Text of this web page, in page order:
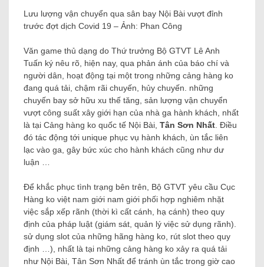
Lưu lượng vận chuyển qua sân bay Nội Bài vượt đỉnh
trước đợt dịch Covid 19 – Ảnh: Phan Công
Văn game thủ dạng do Thứ trưởng Bộ GTVT Lê Anh
Tuấn ký nêu rõ, hiện nay, qua phản ánh của báo chí và
người dân, hoạt động tại một trong những cảng hàng ko
đang quá tải, chậm rãi chuyến, hủy chuyến. những
chuyến bay sở hữu xu thế tăng, sản lượng vận chuyển
vượt công suất xây giới hạn của nhà ga hành khách, nhất
là tại Cảng hàng ko quốc tế Nội Bài, Tân Sơn Nhất. Điều
đó tác động tới unique phục vụ hành khách, ùn tắc liên
lạc vào ga, gây bức xúc cho hành khách cũng như dư
luận …
Để khắc phục tình trạng bên trên, Bộ GTVT yêu cầu Cục
Hàng ko việt nam giới nam giới phối hợp nghiêm nhặt
việc sắp xếp rãnh (thời kì cất cánh, hạ cánh) theo quy
định của pháp luật (giám sát, quản lý việc sử dụng rãnh).
sử dụng slot của những hãng hàng ko, rút ​​slot theo quy
định …), nhất là tại những cảng hàng ko xảy ra quá tải
như Nội Bài, Tân Sơn Nhất để tránh ùn tắc trong giờ cao